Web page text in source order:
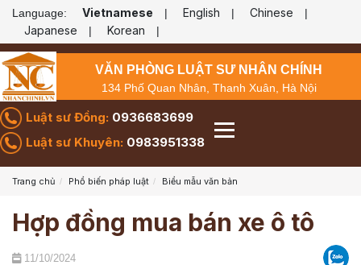
Language: Vietnamese | English | Chinese |
Japanese | Korean |
VĂN PHÒNG LUẬT SƯ NHÂN CHÍNH
134 Phố Quan Nhân, Thanh Xuân, Hà Nội
Luật sư Đồng: 0936683699
Luật sư Khuyên: 0983951338
Trang chủ Phổ biến pháp luật Biểu mẫu văn bản
Hợp đồng mua bán xe ô tô
11/10/2024